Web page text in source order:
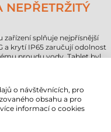
NEPŘETRŽITÝ
splňuje nejpřísnější
a krytí IP65 zaručují odolnost
proudu vody. Tablet byl
během výměny hlavní
záložní baterie, takže není
výměně zdroje napájení.
RYCHLÉ
o návštěvnících, pro
obsahu a pro
informací o cookies